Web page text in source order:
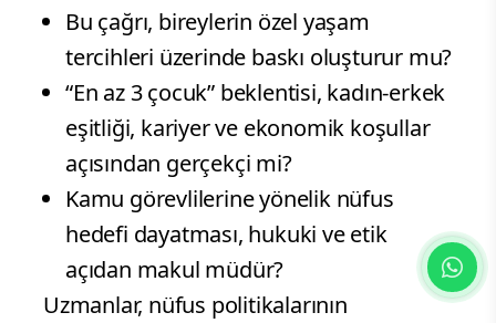
Bu çağrı, bireylerin özel yaşam
tercihleri üzerinde baskı oluşturur mu?
“En az 3 çocuk” beklentisi, kadın-erkek
eşitliği, kariyer ve ekonomik koşullar
açısından gerçekçi mi?
Kamu görevlilerine yönelik nüfus
hedefi dayatması, hukuki ve etik
açıdan makul müdür?
Uzmanlar, nüfus politikalarının